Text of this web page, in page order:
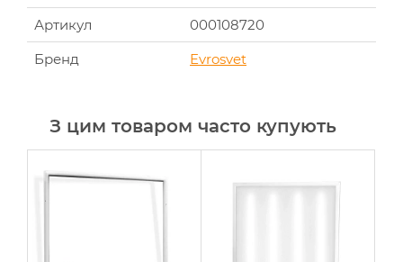
Артикул
000108720
Бренд
Evrosvet
З цим товаром часто купують